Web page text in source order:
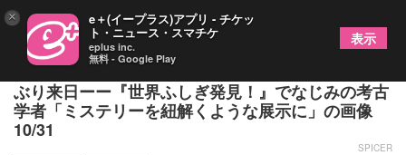
『特別展 古代エジプト』最古の巨像の一部が40年
ぶり来日ーー『世界ふしぎ発見！』でなじみの考古
学者「ミステリーを紐解くような展示に」の画像
10/31
SPICER
× e＋(イープラス)アプリ - チケッ
ト・ニュース・スマチケ
eplus inc.
無料 - Google Play
表示